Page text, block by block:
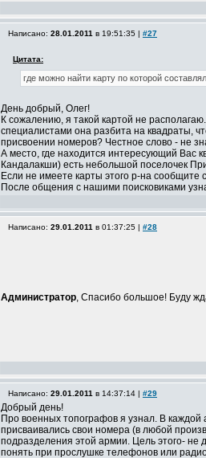
Написано: 28.01.2011 в 19:51:35 | #27
Цитата:
где можно найти карту по которой
День добрый, Олег!
К сожалению, я такой картой не
специалистами она разбита на квадраты,
присвоении номеров? Честное слово - не
А место, где находится интересующий Вас
Кандалакши) есть небольшой поселочек
Если не имеете карты этого р-на сообщите
После общения с нашими поисковиками
Написано: 29.01.2011 в 01:37:25 | #28
Администратор, Спасибо большое! Буду
Написано: 29.01.2011 в 14:37:14 | #29
Добрый день!
Про военных топографов я узнал. В каждой
присваивались свои номера (в любой
подразделения этой армии. Цель этого- не
понять при прослушке телефонов или